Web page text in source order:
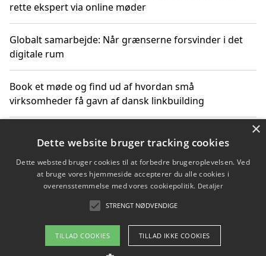
rette ekspert via online møder
Globalt samarbejde: Når grænserne forsvinder i det
digitale rum
Book et møde og find ud af hvordan små
virksomheder få gavn af dansk linkbuilding
får du indgår et samarbejde
Hold et møde med en WordPress ekspert og vælg den
mest professionelle til at vedligeholde din løsning
Copyright 2026 - Pilanto Aps
×
Dette website bruger tracking cookies
Dette websted bruger cookies til at forbedre brugeroplevelsen. Ved
at bruge vores hjemmeside accepterer du alle cookies i
overensstemmelse med vores cookiepolitik. Detaljer
STRENGT NØDVENDIGE
TILLAD COOKIES TILLAD IKKE COOKIES